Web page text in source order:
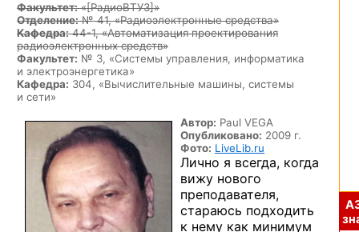
Факультет: «[РадиоВТУЗ]»
Отделение:№ 41, «Радиоэлектронные средства»
Кафедра:44-1, «Автоматизация проектирования
радиоэлектронных средств»
Факультет: № 3, «Системы управления, информатика
и электроэнергетика»
Кафедра: 304, «Вычислительные машины, системы
и сети»
Автор: Paul VEGA
Опубликовано: 2009 г.
Фото: LiveLib.ru
Лично я всегда, когда
вижу нового
преподавателя,
стараюсь подходить
к нему как минимум